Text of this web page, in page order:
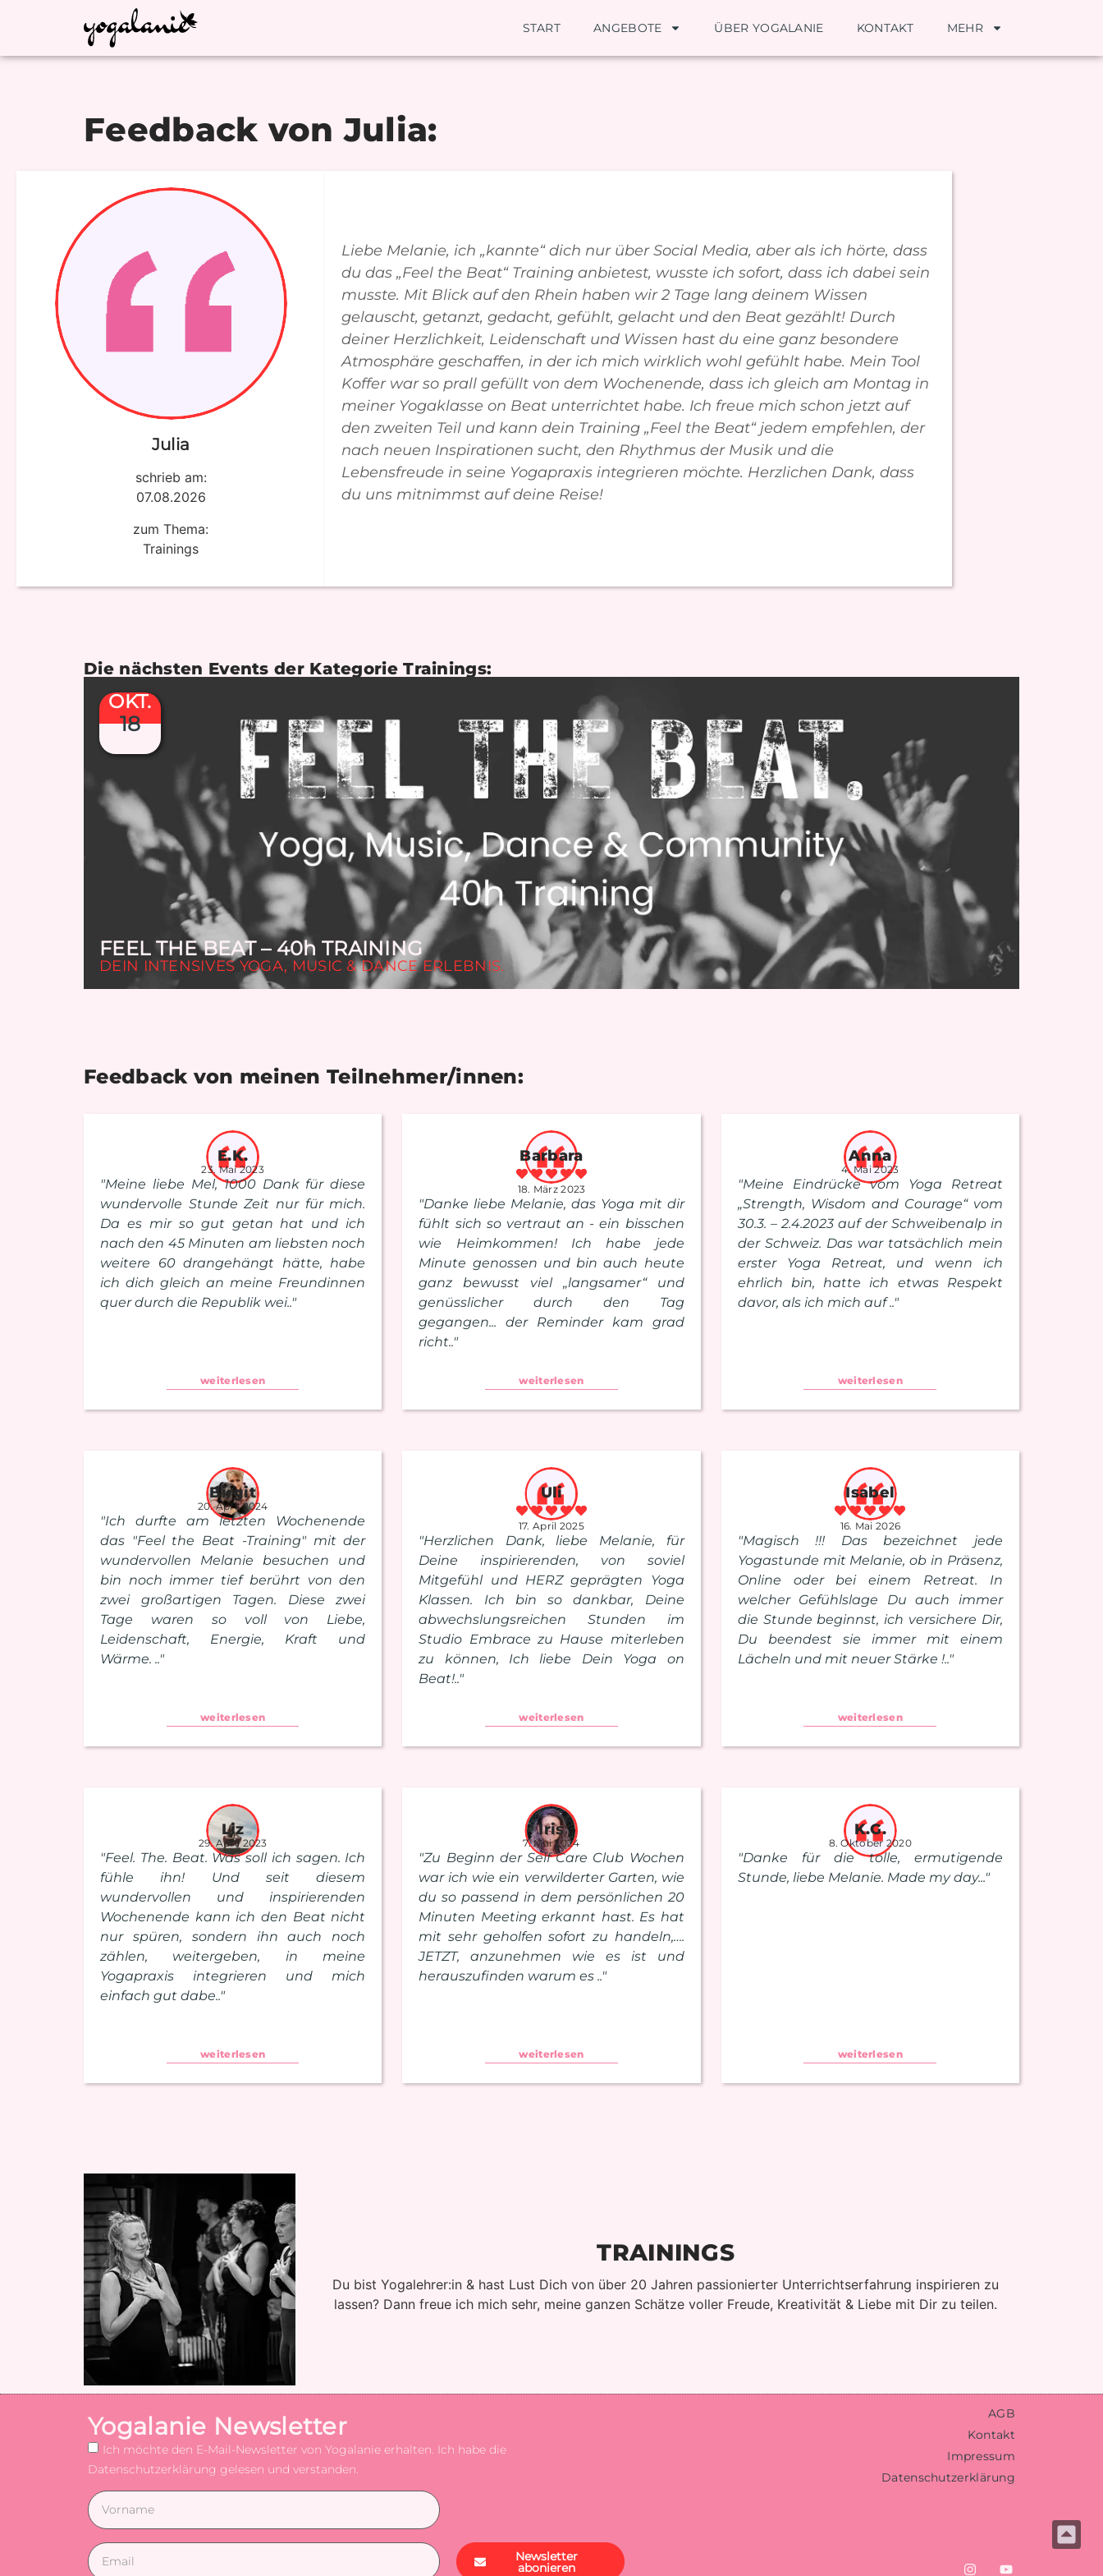
START ANGEBOTE ÜBER YOGALANIE KONTAKT MEHR
Feedback von Julia:
Julia
schrieb am:
07.08.2026
zum Thema:
Trainings
Liebe Melanie, ich „kannte“ dich nur über Social Media, aber als ich hörte, dass
du das „Feel the Beat“ Training anbietest, wusste ich sofort, dass ich dabei sein
musste. Mit Blick auf den Rhein haben wir 2 Tage lang deinem Wissen
gelauscht, getanzt, gedacht, gefühlt, gelacht und den Beat gezählt! Durch
deiner Herzlichkeit, Leidenschaft und Wissen hast du eine ganz besondere
Atmosphäre geschaffen, in der ich mich wirklich wohl gefühlt habe. Mein Tool
Koffer war so prall gefüllt von dem Wochenende, dass ich gleich am Montag in
meiner Yogaklasse on Beat unterrichtet habe. Ich freue mich schon jetzt auf
den zweiten Teil und kann dein Training „Feel the Beat“ jedem empfehlen, der
nach neuen Inspirationen sucht, den Rhythmus der Musik und die
Lebensfreude in seine Yogapraxis integrieren möchte. Herzlichen Dank, dass
du uns mitnimmst auf deine Reise!
Die nächsten Events der KategorieTrainings:
OKT.
18
FEEL THE BEAT – 40h TRAINING
DEIN INTENSIVES YOGA, MUSIC & DANCE ERLEBNIS.
Feedback von meinen Teilnehmer/innen:
E.K.
23. Mai 2023
"Meine liebe Mel, 1000 Dank für diese
wundervolle Stunde Zeit nur für mich.
Da es mir so gut getan hat und ich
nach den 45 Minuten am liebsten noch
weitere 60 drangehängt hätte, habe
ich dich gleich an meine Freundinnen
quer durch die Republik wei.."
weiterlesen
Barbara
18. März 2023
"Danke liebe Melanie, das Yoga mit dir
fühlt sich so vertraut an - ein bisschen
wie Heimkommen! Ich habe jede
Minute genossen und bin auch heute
ganz bewusst viel „langsamer“ und
genüsslicher durch den Tag
gegangen... der Reminder kam grad
richt.."
weiterlesen
Anna
4. Mai 2023
"Meine Eindrücke vom Yoga Retreat
„Strength, Wisdom and Courage“ vom
30.3. – 2.4.2023 auf der Schweibenalp in
der Schweiz. Das war tatsächlich mein
erster Yoga Retreat, und wenn ich
ehrlich bin, hatte ich etwas Respekt
davor, als ich mich auf .."
weiterlesen
Birgit
20. April 2024
"Ich durfte am letzten Wochenende
das "Feel the Beat -Training" mit der
wundervollen Melanie besuchen und
bin noch immer tief berührt von den
zwei großartigen Tagen. Diese zwei
Tage waren so voll von Liebe,
Leidenschaft, Energie, Kraft und
Wärme. .."
weiterlesen
Uli
17. April 2025
"Herzlichen Dank, liebe Melanie, für
Deine inspirierenden, von soviel
Mitgefühl und HERZ geprägten Yoga
Klassen. Ich bin so dankbar, Deine
abwechslungsreichen Stunden im
Studio Embrace zu Hause miterleben
zu können, Ich liebe Dein Yoga on
Beat!.."
weiterlesen
Isabel
16. Mai 2026
"Magisch !!! Das bezeichnet jede
Yogastunde mit Melanie, ob in Präsenz,
Online oder bei einem Retreat. In
welcher Gefühlslage Du auch immer
die Stunde beginnst, ich versichere Dir,
Du beendest sie immer mit einem
Lächeln und mit neuer Stärke !.."
weiterlesen
Liz
29. April 2023
"Feel. The. Beat. Was soll ich sagen. Ich
fühle ihn! Und seit diesem
wundervollen und inspirierenden
Wochenende kann ich den Beat nicht
nur spüren, sondern ihn auch noch
zählen, weitergeben, in meine
Yogapraxis integrieren und mich
einfach gut dabe.."
weiterlesen
Iris
7. Mai 2024
"Zu Beginn der Self Care Club Wochen
war ich wie ein verwilderter Garten, wie
du so passend in dem persönlichen 20
Minuten Meeting erkannt hast. Es hat
mit sehr geholfen sofort zu handeln,….
JETZT, anzunehmen wie es ist und
herauszufinden warum es .."
weiterlesen
K.G.
8. Oktober 2020
"Danke für die tolle, ermutigende
Stunde, liebe Melanie. Made my day..."
weiterlesen
TRAININGS
Du bist Yogalehrer:in & hast Lust Dich von über 20 Jahren passionierter Unterrichtserfahrung inspirieren zu
lassen? Dann freue ich mich sehr, meine ganzen Schätze voller Freude, Kreativität & Liebe mit Dir zu teilen.
Yogalanie Newsletter
Ich möchte den E-Mail-Newsletter von Yogalanie erhalten. Ich habe die
Datenschutzerklärung gelesen und verstanden.
Newsletter
abonieren
AGB
Kontakt
Impressum
Datenschutzerklärung